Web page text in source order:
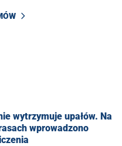
wytrzymuje upałów. Na
wprowadzono